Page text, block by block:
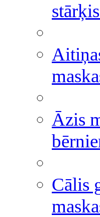
Āzis
Cālis